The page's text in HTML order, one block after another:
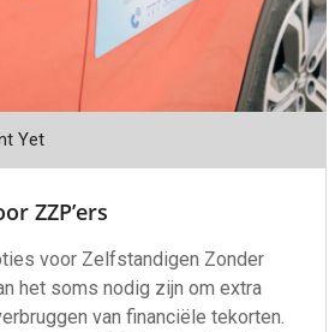
Yet
ZZP’ers
voor Zelfstandigen Zonder
het soms nodig zijn om extra
van financiële tekorten.